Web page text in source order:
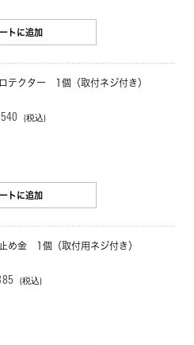
トに追加
テクター　1個（取付ネジ付き）
(税込)
トに追加
め金　1個（取付用ネジ付き）
(税込)